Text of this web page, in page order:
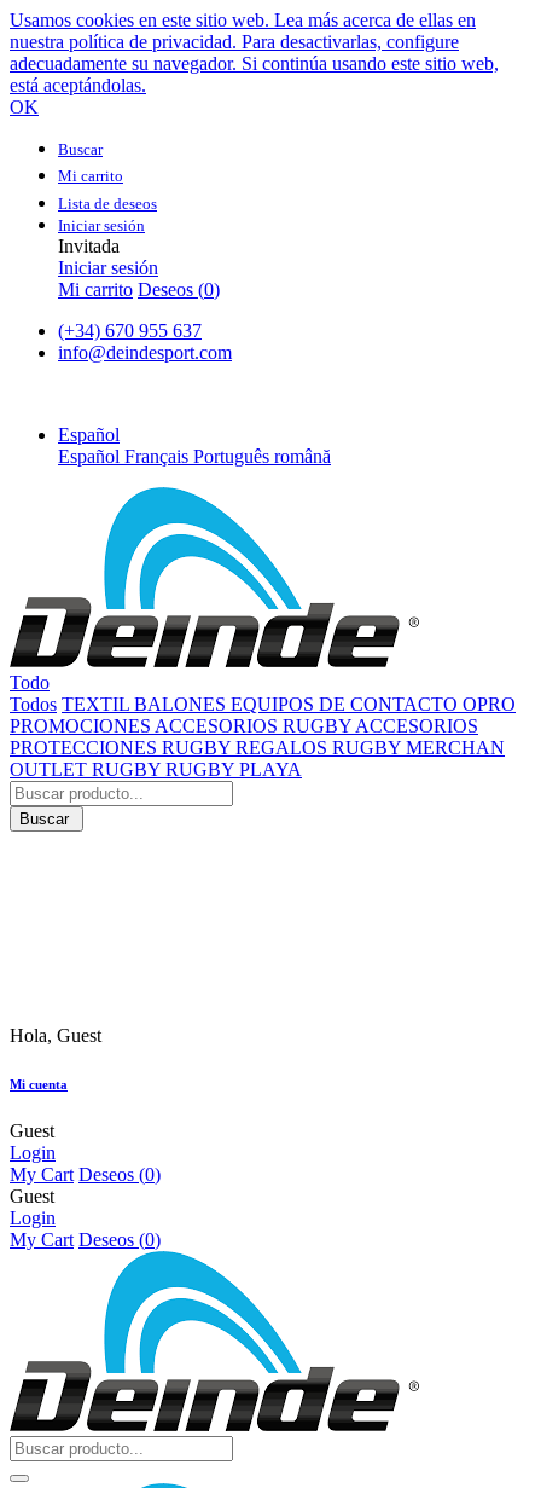
Usamos cookies en este sitio web. Lea más acerca de ellas en
nuestra política de privacidad. Para desactivarlas, configure
adecuadamente su navegador. Si continúa usando este sitio web,
está aceptándolas.
OK
Buscar
Mi carrito
Lista de deseos
Iniciar sesión
Invitada
Iniciar sesión
Mi carrito Deseos (0)
(+34) 670 955 637
info@deindesport.com
Español
Español Français Português română
Todo
Todos TEXTIL BALONES EQUIPOS DE CONTACTO OPRO
PROMOCIONES ACCESORIOS RUGBY ACCESORIOS
PROTECCIONES RUGBY REGALOS RUGBY MERCHAN
OUTLET RUGBY RUGBY PLAYA
Buscar
Hola, Guest
Mi cuenta
Guest
Login
My Cart Deseos (0)
Guest
Login
My Cart Deseos (0)